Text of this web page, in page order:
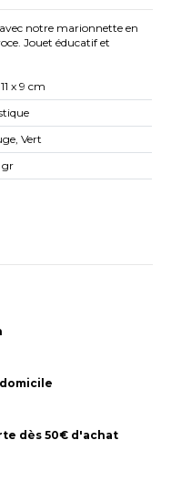
notre marionnette en
Jouet éducatif et
x 9 cm
Vert
gr
dès 50€ d'achat